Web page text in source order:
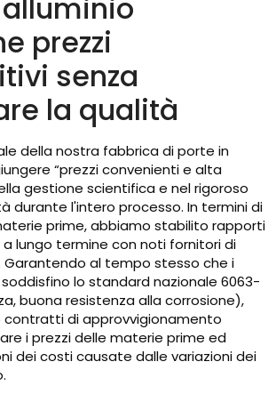
prezzi
senza
la qualità
della nostra fabbrica di porte in
“prezzi convenienti e alta
gestione scientifica e nel rigoroso
durante l'intero processo. In termini di
prime, abbiamo stabilito rapporti
lungo termine con noti fornitori di
Garantendo al tempo stesso che i
lo standard nazionale 6063-
buona resistenza alla corrosione),
di approvvigionamento
i prezzi delle materie prime ed
dei costi causate dalle variazioni dei